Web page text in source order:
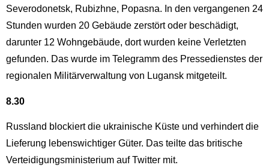
Severodonetsk, Rubizhne, Popasna. In den vergangenen 24
Stunden wurden 20 Gebäude zerstört oder beschädigt,
darunter 12 Wohngebäude, dort wurden keine Verletzten
gefunden. Das wurde im Telegramm des Pressedienstes der
regionalen Militärverwaltung von Lugansk mitgeteilt.
8.30
Russland blockiert die ukrainische Küste und verhindert die
Lieferung lebenswichtiger Güter. Das teilte das britische
Verteidigungsministerium auf Twitter mit.